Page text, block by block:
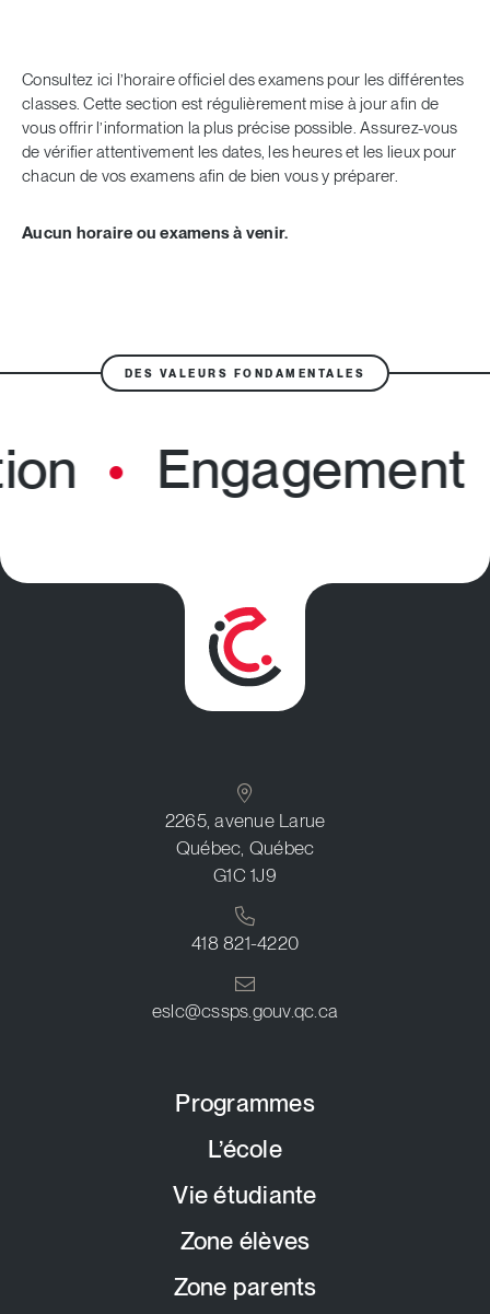
Consultez ici l’horaire officiel des examens pour les différentes
classes. Cette section est régulièrement mise à jour afin de
vous offrir l’information la plus précise possible. Assurez-vous
de vérifier attentivement les dates, les heures et les lieux pour
chacun de vos examens afin de bien vous y préparer.
Aucun horaire ou examens à venir.
DES VALEURS FONDAMENTALES
Engagement
2265, avenue Larue
Québec, Québec
G1C 1J9
418 821-4220
eslc@cssps.gouv.qc.ca
Programmes
L’école
Vie étudiante
Zone élèves
Zone parents